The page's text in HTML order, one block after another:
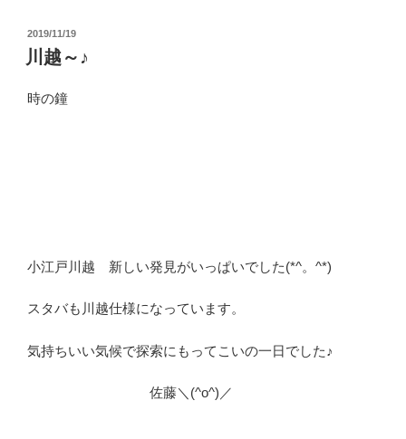
投
稿
日:
2019/11/19
川越～♪
時の鐘
小江戸川越 新しい発見がいっぱいでした(*^。^*)
スタバも川越仕様になっています。
気持ちいい気候で探索にもってこいの一日でした♪
佐藤＼(^o^)／